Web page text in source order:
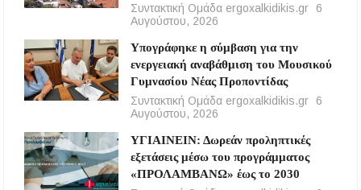
Συντακτική Ομάδα ergoxalkidikis.gr
6
Αυγούστου, 2026
Υπογράφηκε η σύμβαση για την
ενεργειακή αναβάθμιση του Μουσικού
Γυμνασίου Νέας Προποντίδας
Συντακτική Ομάδα ergoxalkidikis.gr
6
Αυγούστου, 2026
ΥΓΙΑΙΝΕΙΝ: Δωρεάν προληπτικές
εξετάσεις μέσω του προγράμματος
«ΠΡΟΛΑΜΒΑΝΩ» έως το 2030